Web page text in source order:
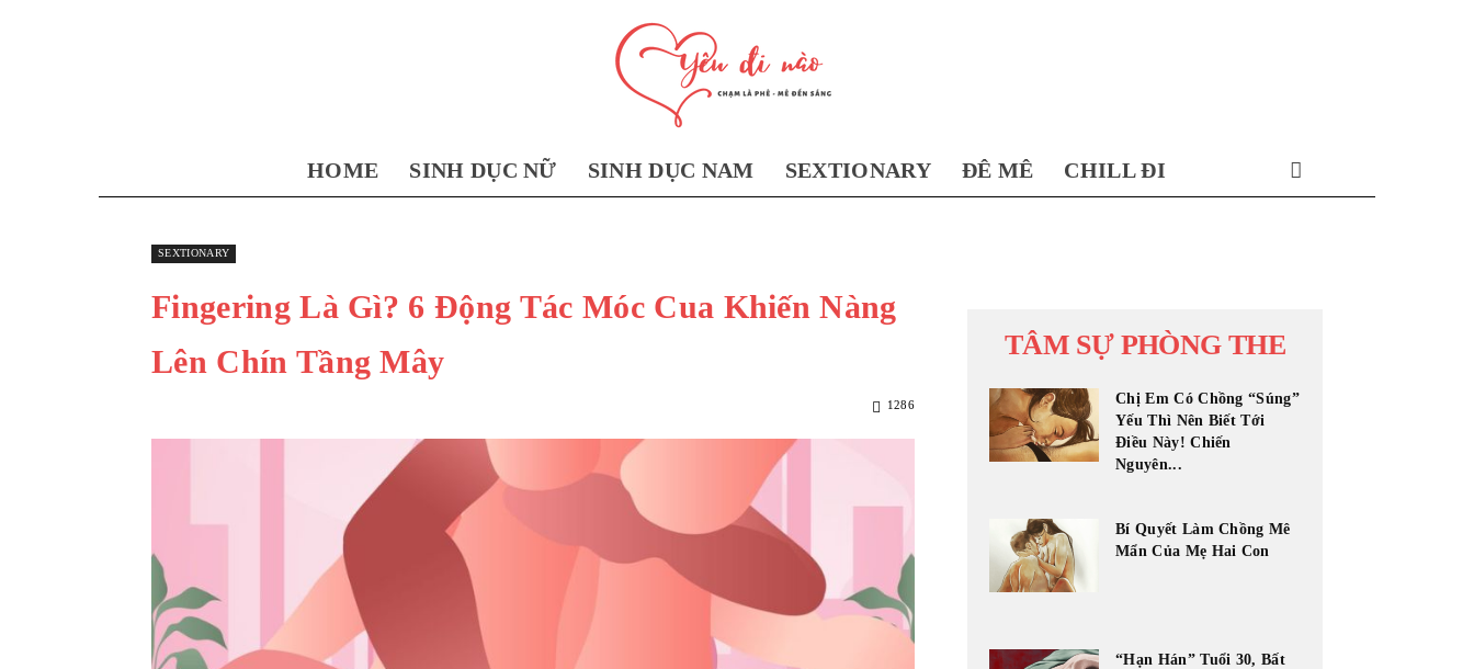
Yêu
Nào
HOME SINH DỤC NỮ SINH DỤC NAM SEXTIONARY ĐÊ MÊ CHILL ĐI
SEXTIONARY
Fingering Là Gì? 6 Động Tác Móc Cua Khiến Nàng
Lên Chín Tầng Mây
1286
TÂM SỰ PHÒNG THE
Chị Em Có Chồng “Súng”
Yếu Thì Nên Biết Tới
Điều Này! Chiến
Nguyên...
Bí Quyết Làm Chồng Mê
Mẩn Của Mẹ Hai Con
“Hạn Hán” Tuổi 30, Bất